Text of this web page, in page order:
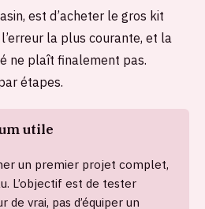
est d’acheter le gros kit
l’erreur la plus courante, et la
ne plaît finalement pas.
étapes.
utile
un premier projet complet,
L’objectif est de tester
de vrai, pas d’équiper un